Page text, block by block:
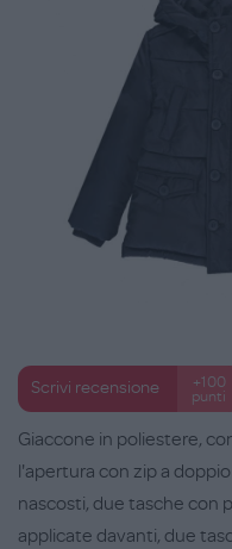
Scrivi recensione
+100
punti
Giaccone in poliestere,
l'apertura con zip a
nascosti, due tasche con
applicate davanti, due